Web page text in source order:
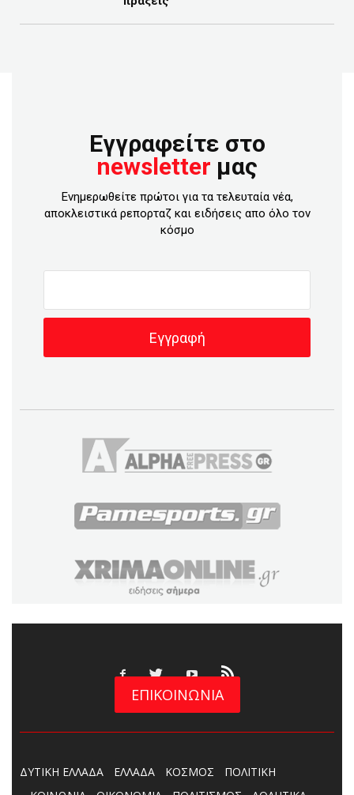
Εγγραφείτε στο
newsletter μας
Ενημερωθείτε πρώτοι για τα τελευταία νέα,
αποκλειστικά ρεπορταζ και ειδήσεις απο όλο τον
κόσμο
ΕΠΙΚΟΙΝΩΝΙΑ
ΔΥΤΙΚΗ ΕΛΛΑΔΑ ΕΛΛΑΔΑ ΚΟΣΜΟΣ
ΠΟΛΙΤΙΚΗ